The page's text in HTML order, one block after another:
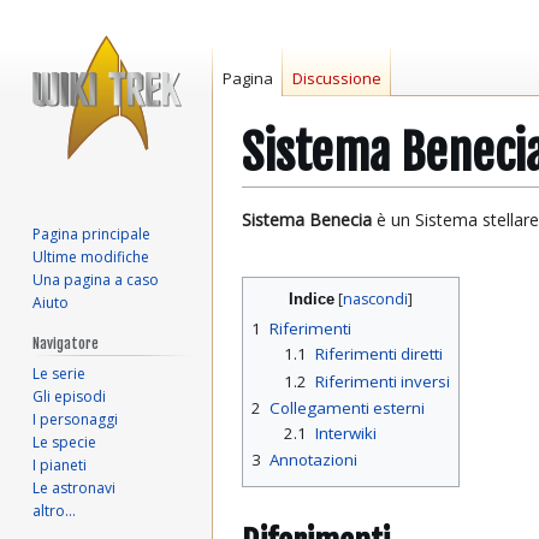
Sistema
Vai
navigazione
Vai
ricerca
Sistema Benecia è un Sistema stellare
Indice
1 Riferimenti
1.1 Riferimenti diretti
1.2 Riferimenti inversi
2 Collegamenti esterni
2.1 Interwiki
3 Annotazioni
Pagina Discussione
Pagina principale
Ultime modifiche
Una pagina a caso
Aiuto
Navigatore
Le serie
Gli episodi
I personaggi
Le specie
I pianeti
Le astronavi
altro…